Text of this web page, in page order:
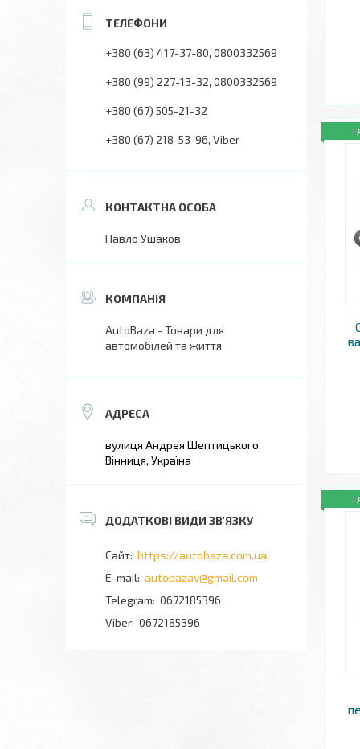
+380 (63) 417-37-80 0800332569
+380 (99) 227-13-32 0800332569
+380 (67) 505-21-32
+380 (67) 218-53-96 Viber
Павло Ушаков
AutoBaza - Товари для
автомобілей та життя
вулиця Андрея Шептицького,
Вінниця, Україна
https://autobaza.com.ua
autobazav@gmail.com
0672185396
0672185396